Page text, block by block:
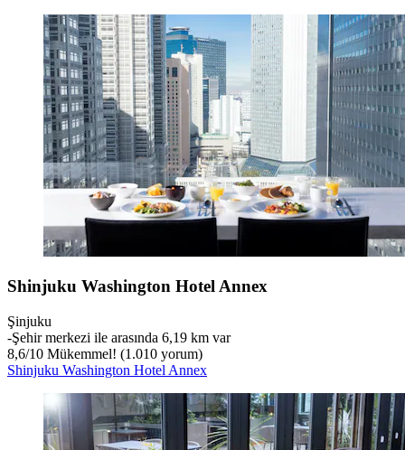
Shinjuku Washington Hotel Annex
Şinjuku
‐Şehir merkezi ile arasında 6,19 km var
8,6/10 Mükemmel! (1.010 yorum)
Shinjuku Washington Hotel Annex